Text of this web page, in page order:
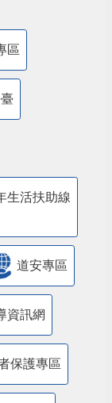
區
生活扶助線
道安專區
資訊網
保護專區